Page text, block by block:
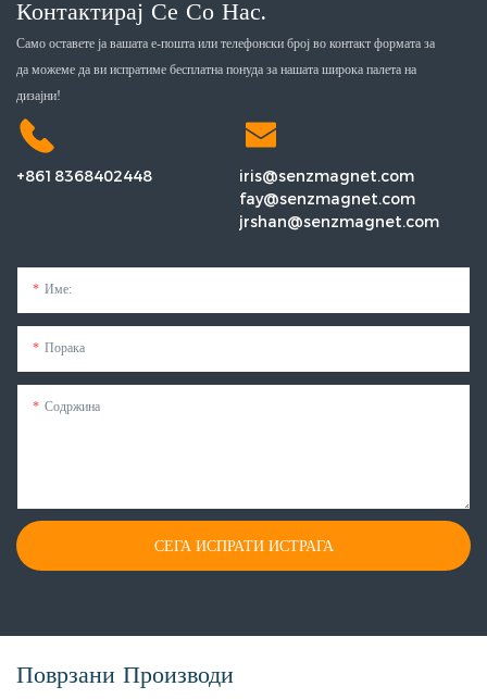
Контактирај Се Со Нас.
Само оставете ја вашата е-пошта или телефонски број во контакт формата за
да можеме да ви испратиме бесплатна понуда за нашата широка палета на
дизајни!
+8618368402448
iris@senzmagnet.com
fay@senzmagnet.com
jrshan@senzmagnet.com
Име:
Порака
Содржина
СЕГА ИСПРАТИ ИСТРАГА
Поврзани Производи